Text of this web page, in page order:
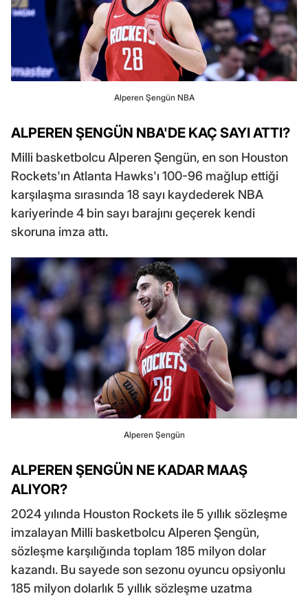
Alperen Şengün NBA
ALPEREN ŞENGÜN NBA'DE KAÇ SAYI ATTI?
Milli basketbolcu Alperen Şengün, en son Houston
Rockets'ın Atlanta Hawks'ı 100-96 mağlup ettiği
karşılaşma sırasında 18 sayı kaydederek NBA
kariyerinde 4 bin sayı barajını geçerek kendi
skoruna imza attı.
Alperen Şengün
ALPEREN ŞENGÜN NE KADAR MAAŞ
ALIYOR?
2024 yılında Houston Rockets ile 5 yıllık sözleşme
imzalayan Milli basketbolcu Alperen Şengün,
sözleşme karşılığında toplam 185 milyon dolar
kazandı. Bu sayede son sezonu oyuncu opsiyonlu
185 milyon dolarlık 5 yıllık sözleşme uzatma